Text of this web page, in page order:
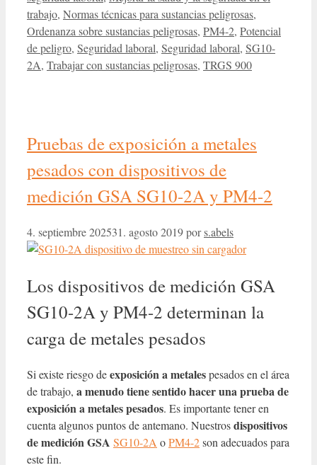
trabajo, Normas técnicas para sustancias peligrosas,
Ordenanza sobre sustancias peligrosas, PM4-2, Potencial
de peligro, Seguridad laboral, Seguridad laboral, SG10-
2A, Trabajar con sustancias peligrosas, TRGS 900
Pruebas de exposición a metales
pesados con dispositivos de
medición GSA SG10-2A y PM4-2
4. septiembre 202531. agosto 2019pors.abels
Los dispositivos de medición GSA
SG10-2A y PM4-2 determinan la
carga de metales pesados
Si existe riesgo deexposicióna metalespesados en el área
de trabajo, a menudo tiene sentido hacer una prueba de
exposición a metales pesados. Es importante tener en
cuenta algunos puntos de antemano. Nuestrosdispositivos
de medición GSA SG10-2A oPM4-2son adecuados para
este fin.